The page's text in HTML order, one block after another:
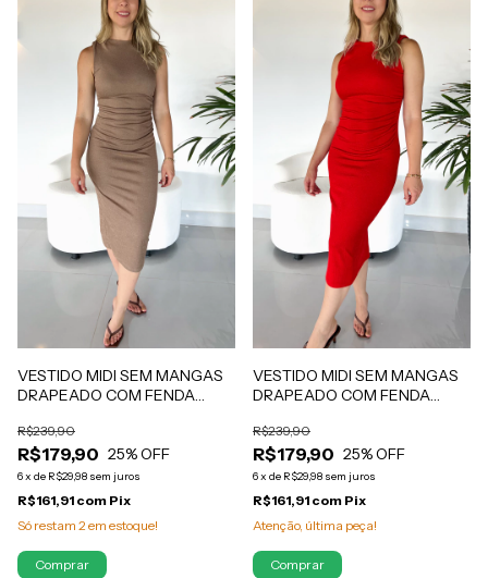
VESTIDO MIDI SEM MANGAS
DRAPEADO COM FENDA
MAYARA
R$179,90
R$239,90
25% OFF
6x de R$29,98 sem juros
R$161,91 com Pix
Só restam 2em estoque!
VESTIDO MIDI SEM MANGAS
DRAPEADO COM FENDA
MAYARA
R$179,90
R$239,90
25% OFF
6x de R$29,98 sem juros
R$161,91 com Pix
Atenção, última peça!